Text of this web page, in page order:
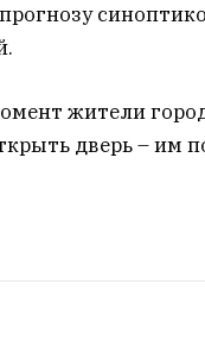
жители
дверь – им